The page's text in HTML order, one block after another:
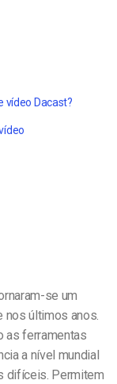
vídeo Dacast?
se um
nos últimos anos.
as ferramentas
a nível mundial
difíceis. Permitem